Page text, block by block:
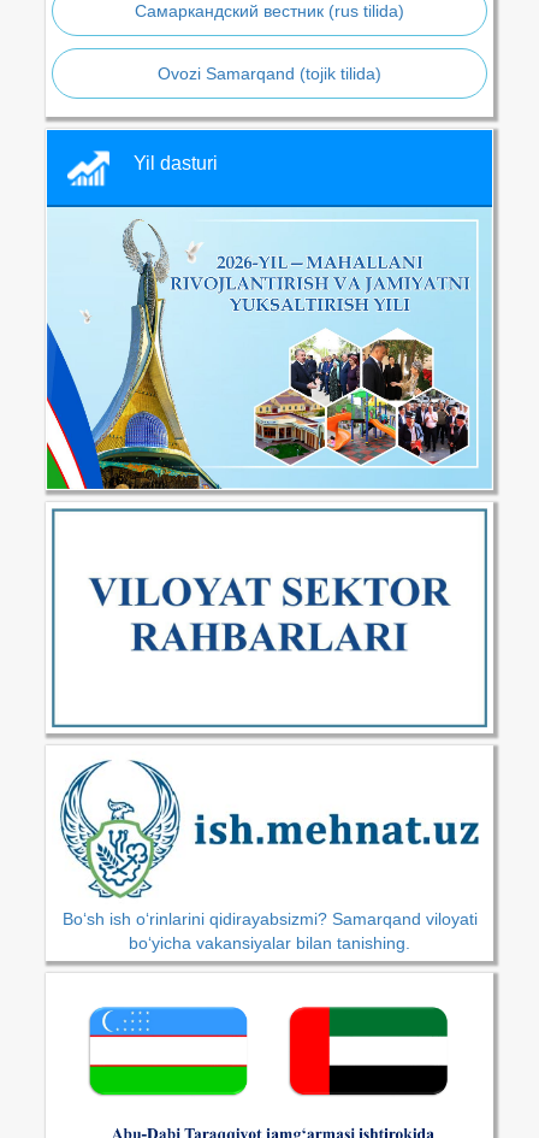
Самаркандский вестник (rus tilida)
Ovozi Samarqand (tojik tilida)
Yil dasturi
Bo‘sh ish o‘rinlarini qidirayabsizmi? Samarqand viloyati
bo‘yicha vakansiyalar bilan tanishing.